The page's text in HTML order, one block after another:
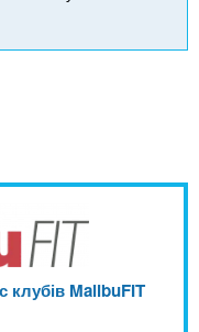
клубів MalibuFIT